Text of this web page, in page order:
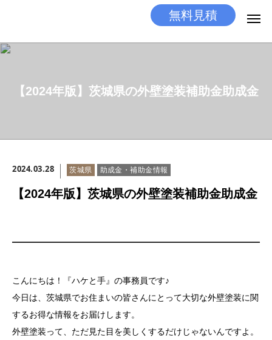
無料見積
【2024年版】茨城県の外壁塗装補助金助成金
2024.03.28 茨城県 助成金・補助金情報
【2024年版】茨城県の外壁塗装補助金助成金
こんにちは！『ハケと手』の事務員です♪
今日は、茨城県でお住まいの皆さんにとって大切な外壁塗装に関
するお得な情報をお届けします。
外壁塗装って、ただ見た目を美しくするだけじゃないんですよ。
施工メニュー
工事の流れ
お問い合わせ